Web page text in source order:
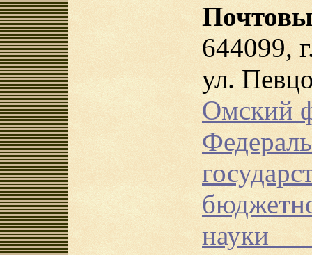
644099,
ул.
Омский